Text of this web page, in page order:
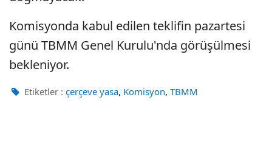
Komisyonda kabul edilen teklifin pazartesi
günü TBMM Genel Kurulu'nda görüşülmesi
bekleniyor.
Etiketler : çerçeve yasa, Komisyon, TBMM